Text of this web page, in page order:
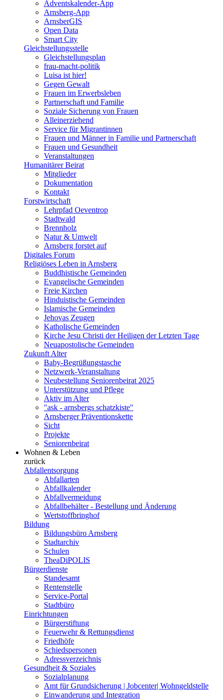
Adventskalender-App
Arnsberg-App
ArnsberGIS
Open Data
Smart City
Gleichstellungsstelle
Gleichstellungsplan
frau-macht-politik
Luisa ist hier!
Gegen Gewalt
Frauen im Erwerbsleben
Partnerschaft und Familie
Soziale Sicherung von Frauen
Alleinerziehend
Service für Migrantinnen
Frauen und Männer in Familie und Partnerschaft
Frauen und Gesundheit
Veranstaltungen
Humanitärer Beirat
Mitglieder
Dokumentation
Kontakt
Forstwirtschaft
Lehrpfad Oeventrop
Stadtwald
Brennholz
Natur & Umwelt
Arnsberg forstet auf
Digitales Forum
Religiöses Leben in Arnsberg
Buddhistische Gemeinden
Evangelische Gemeinden
Freie Kirchen
Hinduistische Gemeinden
Islamische Gemeinden
Jehovas Zeugen
Katholische Gemeinden
Kirche Jesu Christi der Heiligen der Letzten Tage
Neuapostolische Gemeinden
Zukunft Alter
Baby-Begrüßungstasche
Netzwerk-Veranstaltung
Neubestellung Seniorenbeirat 2025
Unterstützung und Pflege
Aktiv im Alter
"ask - arnsbergs schatzkiste"
Arnsberger Präventionskette
Sicht
Projekte
Seniorenbeirat
Wohnen & Leben
zurück
Abfallentsorgung
Abfallarten
Abfallkalender
Abfallvermeidung
Abfallbehälter - Bestellung und Änderung
Wertstoffbringhof
Bildung
Bildungsbüro Arnsberg
Stadtarchiv
Schulen
TheaDiPOLIS
Bürgerdienste
Standesamt
Rentenstelle
Service-Portal
Stadtbüro
Einrichtungen
Bürgerstiftung
Feuerwehr & Rettungsdienst
Friedhöfe
Schiedspersonen
Adressverzeichnis
Gesundheit & Soziales
Sozialplanung
Amt für Grundsicherung | Jobcenter| Wohngeldstelle
Einwanderung und Integration